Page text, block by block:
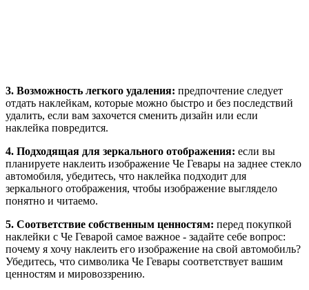
3. Возможность легкого удаления: предпочтение следует
отдать наклейкам, которые можно быстро и без последствий
удалить, если вам захочется сменить дизайн или если
наклейка повредится.
4. Подходящая для зеркального отображения: если вы
планируете наклеить изображение Че Гевары на заднее стекло
автомобиля, убедитесь, что наклейка подходит для
зеркального отображения, чтобы изображение выглядело
понятно и читаемо.
5. Соответствие собственным ценностям: перед покупкой
наклейки с Че Геварой самое важное - задайте себе вопрос:
почему я хочу наклеить его изображение на свой автомобиль?
Убедитесь, что символика Че Гевары соответствует вашим
ценностям и мировоззрению.